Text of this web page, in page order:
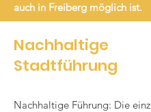
auch in Freiberg möglich ist.
Nachhaltige
Stadtführung
Nachhaltige Führung: Die